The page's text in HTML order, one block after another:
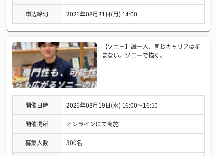
申込締切 2026年08月31日(月) 14:00
【ソニー】誰一人、同じキャリアは歩
まない。ソニーで描く、
開催日時 2026年08月19日(水) 16:00〜16:50
開催場所 オンラインにて実施
募集人数 300名